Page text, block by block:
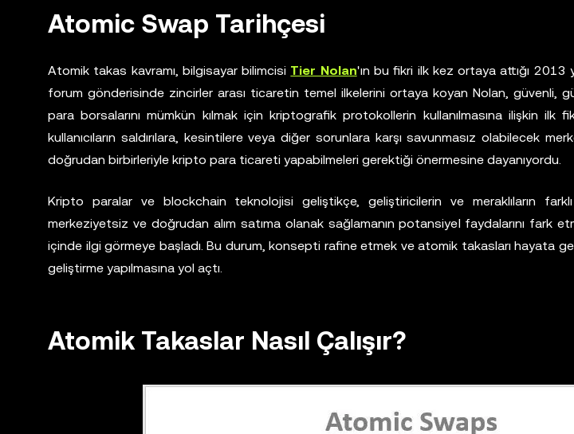
Atomic Swap Tarihçesi
Atomik takas kavramı, bilgisayar bilimcisi Tier Nolan'ın bu fikri ilk kez ortaya attığı 2013
forum gönderisinde zincirler arası ticaretin temel ilkelerini ortaya koyan Nolan, güvenli,
para borsalarını mümkün kılmak için kriptografik protokollerin kullanılmasına ilişkin ilk
kullanıcıların saldırılara, kesintilere veya diğer sorunlara karşı savunmasız olabilecek
doğrudan birbirleriyle kripto para ticareti yapabilmeleri gerektiği önermesine dayanıyordu.
Kripto paralar ve blockchain teknolojisi geliştikçe, geliştiricilerin ve meraklıların
merkeziyetsiz ve doğrudan alım satıma olanak sağlamanın potansiyel faydalarını fark
içinde ilgi görmeye başladı. Bu durum, konsepti rafine etmek ve atomik takasları hayata
geliştirme yapılmasına yol açtı.
Atomik Takaslar Nasıl Çalışır?